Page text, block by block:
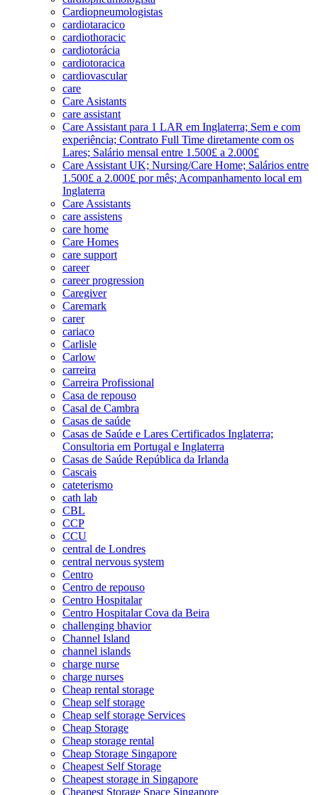
Cardiopneumologistas
cardiotaracico
cardiothoracic
cardiotorácia
cardiotoracica
cardiovascular
care
Care Asistants
care assistant
Care Assistant para 1 LAR em Inglaterra; Sem e com
experiência; Contrato Full Time diretamente com os
Lares; Salário mensal entre 1.500£ a 2.000£
Care Assistant UK; Nursing/Care Home; Salários entre
1.500£ a 2.000£ por mês; Acompanhamento local em
Inglaterra
Care Assistants
care assistens
care home
Care Homes
care support
career
career progression
Caregiver
Caremark
carer
cariaco
Carlisle
Carlow
carreira
Carreira Profissional
Casa de repouso
Casal de Cambra
Casas de saúde
Casas de Saúde e Lares Certificados Inglaterra;
Consultoria em Portugal e Inglaterra
Casas de Saúde República da Irlanda
Cascais
cateterismo
cath lab
CBL
CCP
CCU
central de Londres
central nervous system
Centro
Centro de repouso
Centro Hospitalar
Centro Hospitalar Cova da Beira
challenging bhavior
Channel Island
channel islands
charge nurse
charge nurses
Cheap rental storage
Cheap self storage
Cheap self storage Services
Cheap Storage
Cheap storage rental
Cheap Storage Singapore
Cheapest Self Storage
Cheapest storage in Singapore
Cheapest Storage Space Singapore